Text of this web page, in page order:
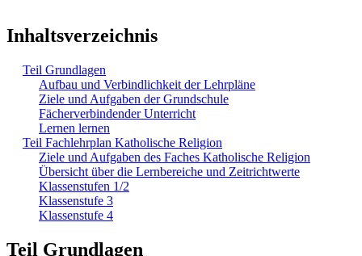
Inhaltsverzeichnis
Teil Grundlagen
Aufbau und Verbindlichkeit der Lehrpläne
Ziele und Aufgaben der Grundschule
Fächerverbindender Unterricht
Lernen lernen
Teil Fachlehrplan Katholische Religion
Ziele und Aufgaben des Faches Katholische Religion
Übersicht über die Lernbereiche und Zeitrichtwerte
Klassenstufen 1/2
Klassenstufe 3
Klassenstufe 4
Teil Grundlagen